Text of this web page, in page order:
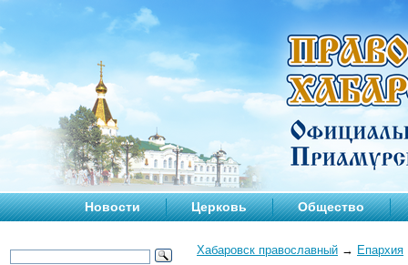
Новости Церковь Общество
Хабаровск православный → Епархия